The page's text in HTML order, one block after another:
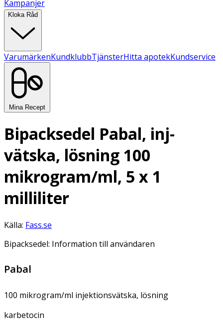
Kampanjer
Kloka Råd
VarumärkenKundklubbTjänsterHitta apotekKundservice
Mina Recept
Bipacksedel Pabal, inj-
vätska, lösning 100
mikrogram/ml, 5 x 1
milliliter
Källa: Fass.se
Bipacksedel: Information till användaren
Pabal
100 mikrogram/ml injektionsvätska, lösning
karbetocin